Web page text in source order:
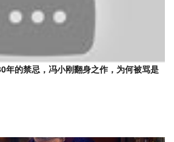
年的禁忌，冯小刚翻身之作，为何被骂是